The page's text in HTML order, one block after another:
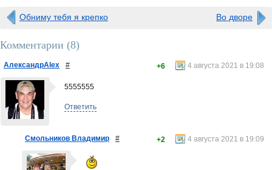
Обниму тебя я крепко Во дворе
Комментарии (8)
АлександрAlex # 4 августа 2021 в 19:08
+6
5555555
Ответить
Смольников Владимир # 4 августа 2021 в 19:09
+2